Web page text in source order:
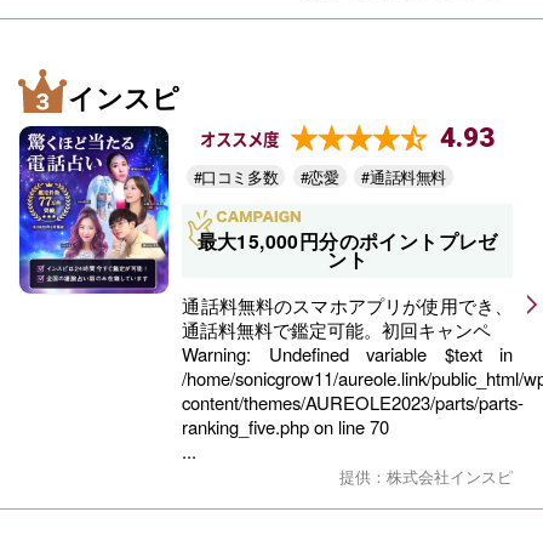
インスピ
オススメ度 4.93
#口コミ多数 #恋愛 #通話料無料
最大15,000円分のポイントプレゼ
ント
通話料無料のスマホアプリが使用でき、
通話料無料で鑑定可能。初回キャンペ
Warning: Undefined variable $text in
/home/sonicgrow11/aureole.link/public_html/
content/themes/AUREOLE2023/parts/parts-
ranking_five.phpon line70
...
提供：株式会社インスピ